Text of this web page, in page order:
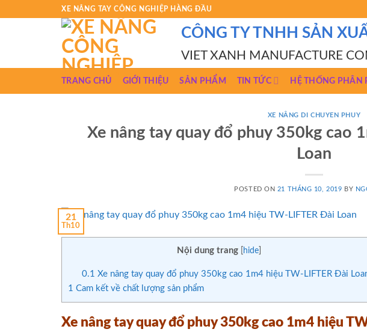
XE NÂNG TAY CÔNG NGHIỆP HÀNG ĐẦU
CÔNG TY TNHH SẢN
VIET XANH MANUFACTURE
TRANG CHỦ GIỚI THIỆU SẢN PHẨM TIN TỨC HỆ THỐNG PHÂN
XE NÂNG DI CHUYEN PHUY
Xe nâng tay quay đổ phuy 350kg cao
Loan
POSTED ON 21 THÁNG 10, 2019 BY
21
Th10
Nội dung trang hide]
0.1 Xe nâng tay quay đổ phuy 350kg cao 1m4 hiệu TW-LIFTER Đài
1 Cam kết về chất lượng sản phẩm
Xe nâng tay quay đổ phuy 350kg cao 1m4 hiệu